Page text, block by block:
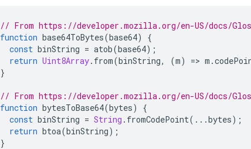
// From https://developer.mozilla.org/en-US/docs/
function base64ToBytes(base64)
{
const binString = atob(base64);
return Uint8Array. from(binString, (m) => m .
}
// From https://developer.mozilla.org/en-US/docs/
function bytesToBase64(bytes)
{
const binString = String . fromCodePoint(...bytes);
return btoa(binString);
}